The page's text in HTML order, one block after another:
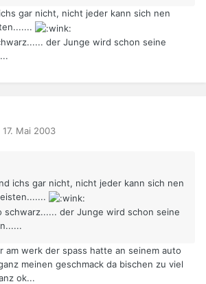
gar nicht, nicht jeder kann sich nen
der Junge wird schon seine
17. Mai 2003
ichs gar nicht, nicht jeder kann sich nen
schwarz...... der Junge wird schon seine
am werk der spass hatte an seinem auto
meinen geschmack da bischen zu viel
ok...